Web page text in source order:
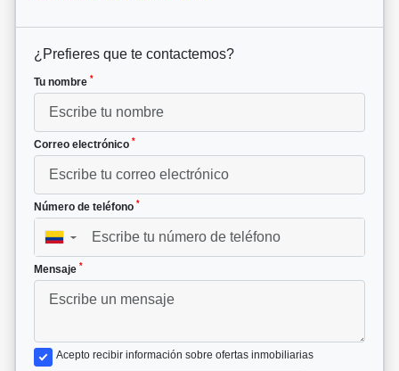
¿Prefieres que te contactemos?
Tu nombre *
Correo electrónico *
Número de teléfono *
▼
Mensaje *
Acepto recibir información sobre ofertas inmobiliarias